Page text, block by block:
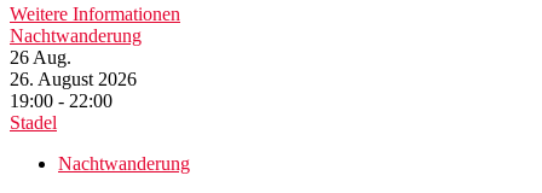
Weitere Informationen
Nachtwanderung
26 Aug.
26. August 2026
19:00 - 22:00
Stadel
Nachtwanderung